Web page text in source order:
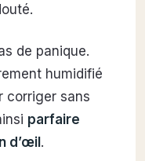
de panique.
humidifié
corriger sans
parfaire
d’œil.